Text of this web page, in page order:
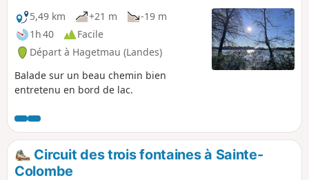
5,49 km
+21 m
-19 m
1h 40
Facile
Départ à Hagetmau (Landes)
Balade sur un beau chemin bien
entretenu en bord de lac.
Circuit des trois fontaines à Sainte-
Colombe